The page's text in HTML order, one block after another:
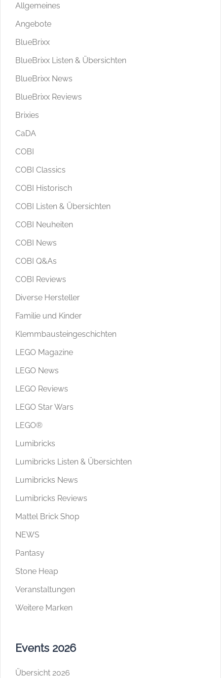
Allgemeines
Angebote
BlueBrixx
BlueBrixx Listen & Übersichten
BlueBrixx News
BlueBrixx Reviews
Brixies
CaDA
COBI
COBI Classics
COBI Historisch
COBI Listen & Übersichten
COBI Neuheiten
COBI News
COBI Q&As
COBI Reviews
Diverse Hersteller
Familie und Kinder
Klemmbausteingeschichten
LEGO Magazine
LEGO News
LEGO Reviews
LEGO Star Wars
LEGO®
Lumibricks
Lumibricks Listen & Übersichten
Lumibricks News
Lumibricks Reviews
Mattel Brick Shop
NEWS
Pantasy
Stone Heap
Veranstaltungen
Weitere Marken
Events 2026
Übersicht 2026